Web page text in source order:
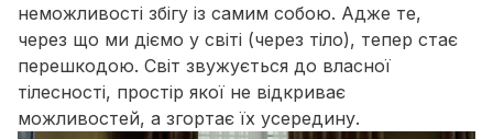
неможливості збігу із самим собою. Адже те,
через що ми діємо у світі (через тіло), тепер стає
перешкодою. Світ звужується до власної
тілесності, простір якої не відкриває
можливостей, а згортає їх усередину.